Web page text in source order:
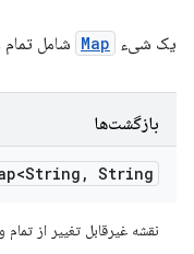
یک شیء Map شامل
بازگشت‌ها
, String>
نقشه غیرقابل تغییر از